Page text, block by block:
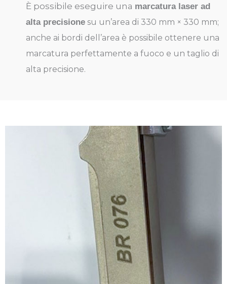
È possibile eseguire una marcaturalaser ad
alta precisione su un’area di 330 mm × 330 mm;
anche ai bordi dell’area è possibile ottenere una
marcatura perfettamente a fuoco e un taglio di
alta precisione.